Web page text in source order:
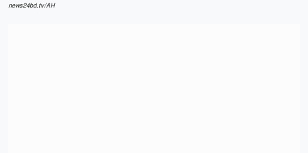
news24bd.tv/AH